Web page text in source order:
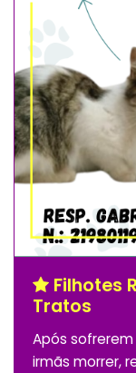
Filhotes
Tratos
Após
irmãs morrer,